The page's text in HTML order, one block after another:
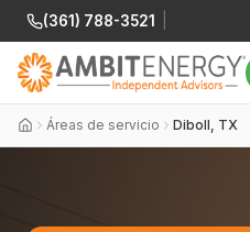
(361) 788-3521
Áreas de servicio Diboll, TX